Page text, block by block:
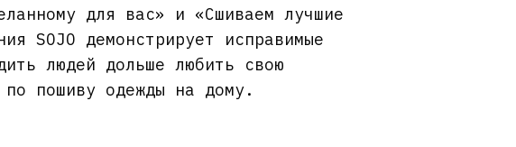
для вас» и «Сшиваем лучшие
SOJO демонстрирует исправимые
людей дольше любить свою
пошиву одежды на дому.